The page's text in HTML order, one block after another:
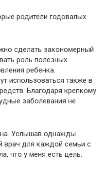
родители годовалых
сделать закономерный
роль полезных
ребенка.
использоваться также в
Благодаря крепкому
заболевания не
Услышав однажды
врач для каждой семьи с
что у меня есть цель.